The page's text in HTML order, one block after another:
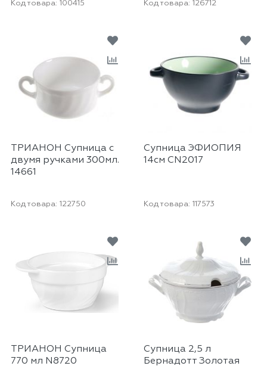
Код товара: 100415
ТРИАНОН Супница с
двумя ручками 300мл.
14661
Код товара: 126712
Супница ЭФИОПИЯ
14см CN2017
Код товара: 122750
ТРИАНОH Супница
770 мл N8720
Код товара: 117573
Супница 2,5 л
Бернадотт Золотая